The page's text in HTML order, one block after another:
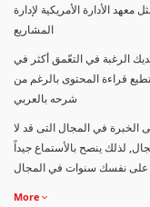
الأدارة الأمريكية لإدارة
المشاريع
الرغبة في التعّمق أكثر في
قراءة المحتوى بالرغم من
شرحه بالعربي
الخبرة في المجال التى قد لا
لذلك ينصح بالأستماع جيداً
على نفسك سنوات في المجال
More